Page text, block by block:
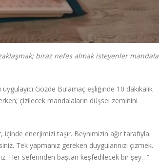
biraz nefes almak isteyenler mandala
Gözde Bulamaç eşliğinde 10 dakikalık
çizilecek mandalaların düşsel zeminini
enerjimizi taşır. Beynimizin ağır tarafıyla
Tek yapmanız gereken duygularınızı çizmek.
Her seferinden baştan keşfedilecek bir şey…”